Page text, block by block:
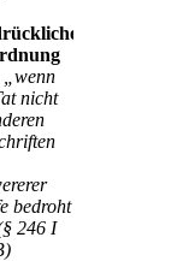
nicht
bedroht
246 I